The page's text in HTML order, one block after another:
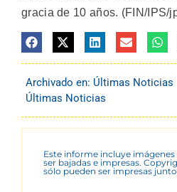
gracia de 10 años. (FIN/IPS/
Archivado en: Últimas Noticias
Últimas Noticias
Este informe incluye
ser bajadas e impresas.
sólo pueden ser impresas